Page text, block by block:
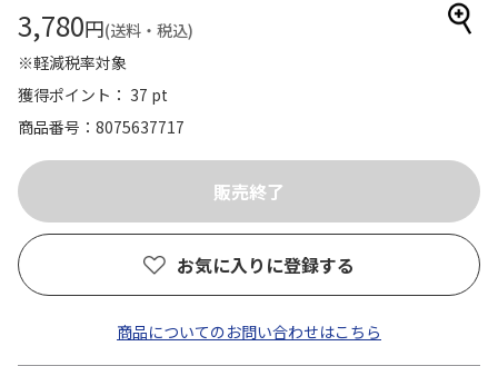
3,780円(送料・税込)
※軽減税率対象
獲得ポイント： 37 pt
商品番号
8075637717
お気に入りに登録する
商品についてのお問い合わせはこちら